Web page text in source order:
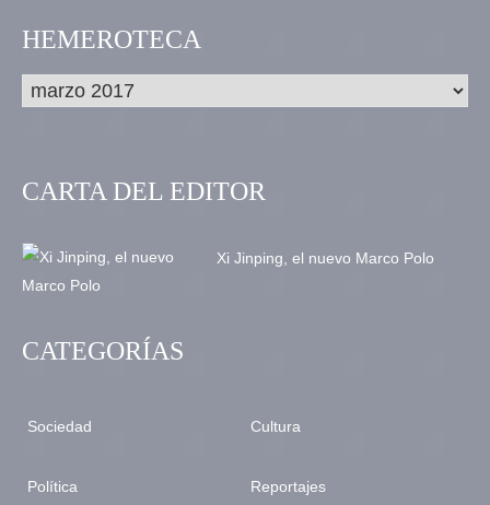
HEMEROTECA
CARTA DEL EDITOR
Xi Jinping, el nuevo Marco Polo
CATEGORÍAS
Sociedad
Política
Cultura
Reportajes